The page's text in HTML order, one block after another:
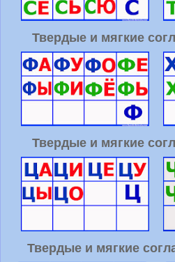
Твердые и мягкие
Твердые и мягкие
Твердые и мягкие